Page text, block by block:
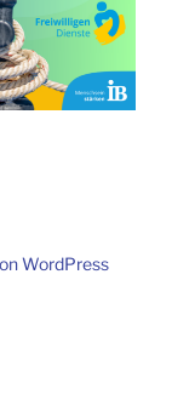
WordPress